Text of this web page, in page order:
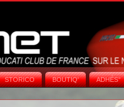
STORICO BOUTIQ' ADHÉS°